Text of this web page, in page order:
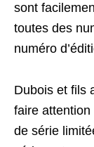
sont
toutes des
numéro
Dubois et fils
faire attention
de série